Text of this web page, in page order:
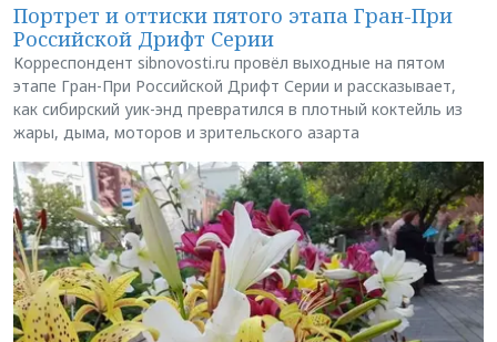
Портрет и оттиски пятого этапа Гран-При
Российской Дрифт Серии
Корреспондент sibnovosti.ru провёл выходные на пятом
этапе Гран-При Российской Дрифт Серии и рассказывает,
как сибирский уик-энд превратился в плотный коктейль из
жары, дыма, моторов и зрительского азарта